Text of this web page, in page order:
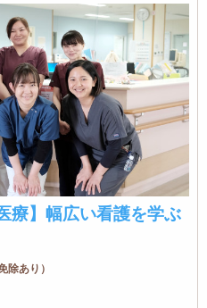
療】幅広い看護を学ぶ
除あり）